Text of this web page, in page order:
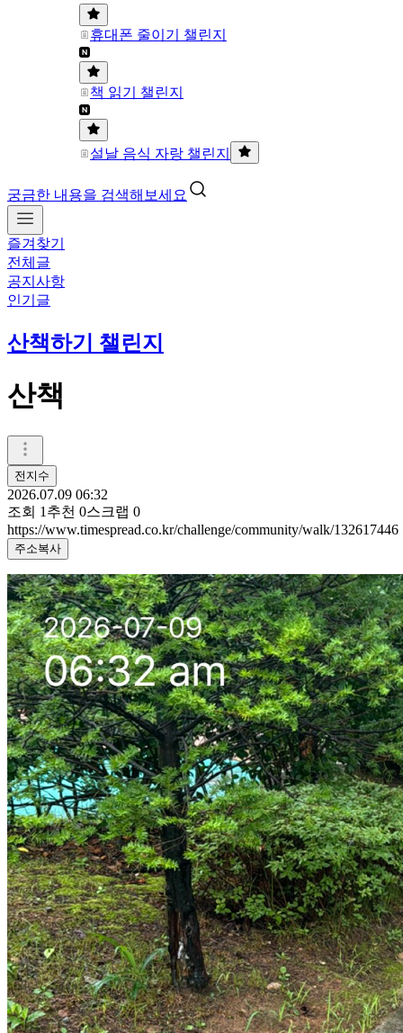
휴대폰 줄이기 챌린지
책 읽기 챌린지
설날 음식 자랑 챌린지
궁금한 내용을 검색해보세요
즐겨찾기
전체글
공지사항
인기글
산책하기 챌린지
산책
전지수
2026.07.09 06:32
조회 1 추천 0스크랩 0
https://www.timespread.co.kr/challenge/community/walk/132617446
주소복사